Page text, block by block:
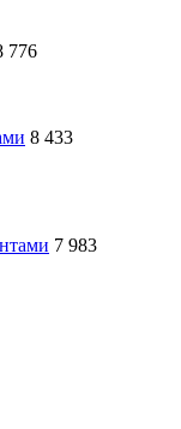
776
8 433
7 983